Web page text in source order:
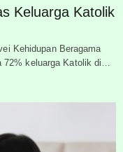
Keluarga Katolik
Kehidupan Beragama
72% keluarga Katolik di…